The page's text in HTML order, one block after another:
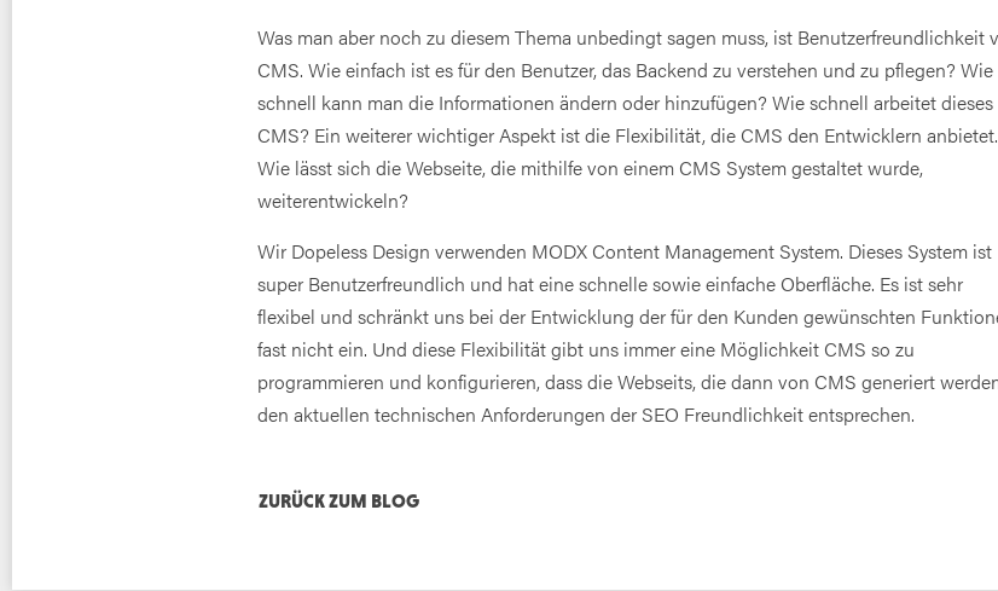
Was man aber noch zu diesem Thema unbedingt sagen muss, ist Benutzerfreundlichkeit
CMS. Wie einfach ist es für den Benutzer, das Backend zu verstehen und zu pflegen? Wie
schnell kann man die Informationen ändern oder hinzufügen? Wie schnell arbeitet dieses
CMS? Ein weiterer wichtiger Aspekt ist die Flexibilität, die CMS den Entwicklern anbietet.
Wie lässt sich die Webseite, die mithilfe von einem CMS System gestaltet wurde,
weiterentwickeln?
Wir Dopeless Design verwenden MODX Content Management System. Dieses System ist
super Benutzerfreundlich und hat eine schnelle sowie einfache Oberfläche. Es ist sehr
flexibel und schränkt uns bei der Entwicklung der für den Kunden gewünschten
fast nicht ein. Und diese Flexibilität gibt uns immer eine Möglichkeit CMS so zu
programmieren und konfigurieren, dass die Webseits, die dann von CMS generiert
den aktuellen technischen Anforderungen der SEO Freundlichkeit entsprechen.
ZURÜCK ZUM BLOG